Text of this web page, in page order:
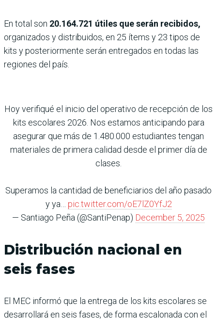
En total son 20.164.721 útiles que serán recibidos,
organizados y distribuidos, en 25 ítems y 23 tipos de
kits y posteriormente serán entregados en todas las
regiones del país.
Hoy verifiqué el inicio del operativo de recepción de los
kits escolares 2026. Nos estamos anticipando para
asegurar que más de 1.480.000 estudiantes tengan
materiales de primera calidad desde el primer día de
clases.
Superamos la cantidad de beneficiarios del año pasado
y ya… pic.twitter.com/oE7lZ0YfJ2
— Santiago Peña (@SantiPenap) December 5, 2025
Distribución nacional en
seis fases
El MEC informó que la entrega de los kits escolares se
desarrollará en seis fases, de forma escalonada con el